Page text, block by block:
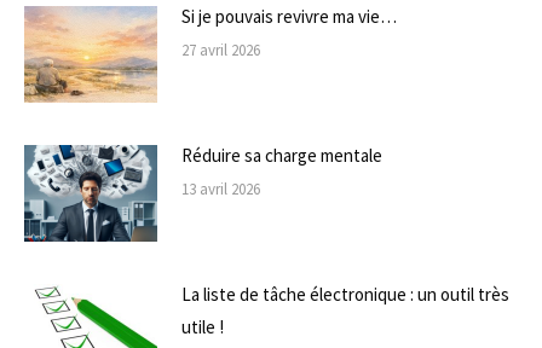
Si je pouvais revivre ma vie…
27 avril 2026
Réduire sa charge mentale
13 avril 2026
La liste de tâche électronique : un outil très
utile !